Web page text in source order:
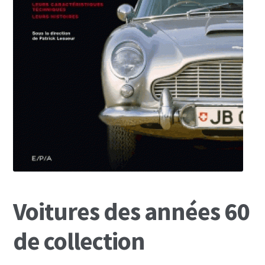
Mon Compte
Panier
Voitures des années 60
de collection